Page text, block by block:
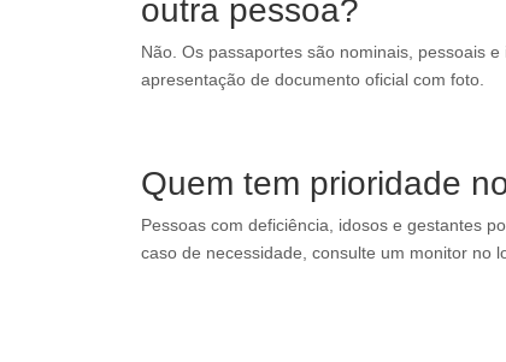
outra pessoa?
Não. Os passaportes são nominais, pessoais
apresentação de documento oficial com foto.
Quem tem prioridade
Pessoas com deficiência, idosos e gestantes
caso de necessidade, consulte um monitor no